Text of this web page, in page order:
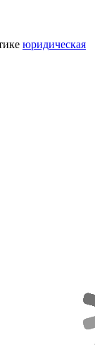
юридическая